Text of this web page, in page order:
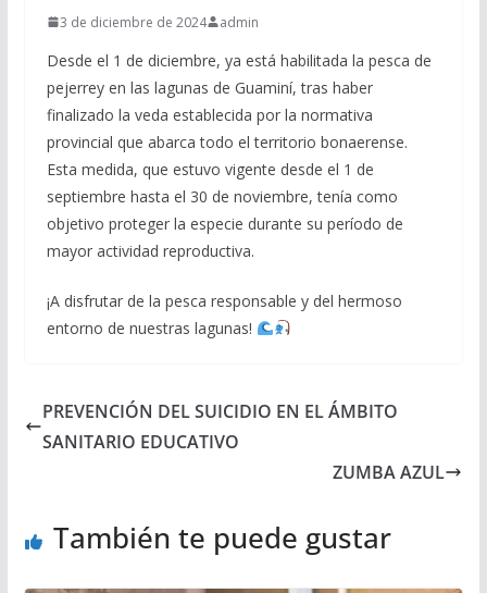
3 de diciembre de 2024 admin
Desde el 1 de diciembre, ya está habilitada la pesca de
pejerrey en las lagunas de Guaminí, tras haber
finalizado la veda establecida por la normativa
provincial que abarca todo el territorio bonaerense.
Esta medida, que estuvo vigente desde el 1 de
septiembre hasta el 30 de noviembre, tenía como
objetivo proteger la especie durante su período de
mayor actividad reproductiva.
¡A disfrutar de la pesca responsable y del hermoso
entorno de nuestras lagunas!
PREVENCIÓN DEL SUICIDIO EN EL ÁMBITO
SANITARIO EDUCATIVO
ZUMBA AZUL
También te puede gustar